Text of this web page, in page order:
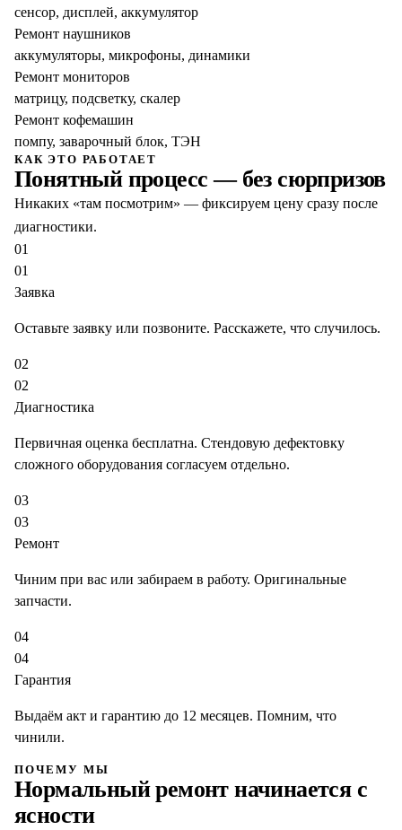
сенсор, дисплей, аккумулятор
Ремонт наушников
аккумуляторы, микрофоны, динамики
Ремонт мониторов
матрицу, подсветку, скалер
Ремонт кофемашин
помпу, заварочный блок, ТЭН
КАК ЭТО РАБОТАЕТ
Понятный процесс — без сюрпризов
Никаких «там посмотрим» — фиксируем цену сразу после
диагностики.
01
01
Заявка
Оставьте заявку или позвоните. Расскажете, что случилось.
02
02
Диагностика
Первичная оценка бесплатна. Стендовую дефектовку
сложного оборудования согласуем отдельно.
03
03
Ремонт
Чиним при вас или забираем в работу. Оригинальные
запчасти.
04
04
Гарантия
Выдаём акт и гарантию до 12 месяцев. Помним, что
чинили.
ПОЧЕМУ МЫ
Нормальный ремонт начинается с
ясности